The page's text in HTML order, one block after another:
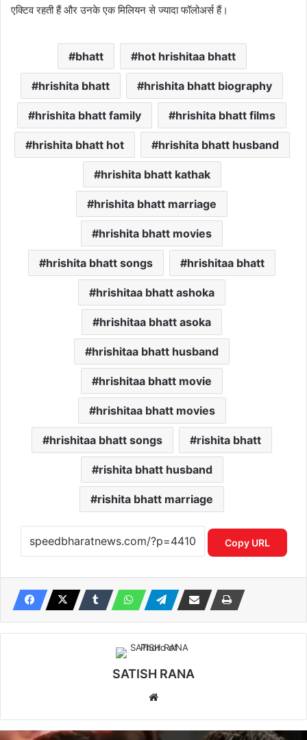
एक्टिव रहती हैं और उनके एक मिलियन से ज्यादा फॉलोअर्स हैं।
bhatt hot hrishitaa bhatt
hrishita bhatt hrishita bhatt biography
hrishita bhatt family hrishita bhatt films
hrishita bhatt hot hrishita bhatt husband
hrishita bhatt kathak
hrishita bhatt marriage
hrishita bhatt movies
hrishita bhatt songs hrishitaa bhatt
hrishitaa bhatt ashoka
hrishitaa bhatt asoka
hrishitaa bhatt husband
hrishitaa bhatt movie
hrishitaa bhatt movies
hrishitaa bhatt songs rishita bhatt
rishita bhatt husband
rishita bhatt marriage
Copy URL
SATISH RANA